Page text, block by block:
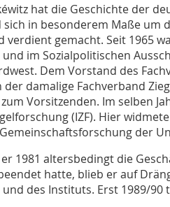
hat die Geschichte der
in besonderem Maße um
verdient gemacht. Seit 1965
im Sozialpolitischen
Dem Vorstand des
der damalige Fachverband
Vorsitzenden. Im selben
(IZF). Hier
der
1981 altersbedingt die
hatte, blieb er auf
und des Instituts. Erst 1989/